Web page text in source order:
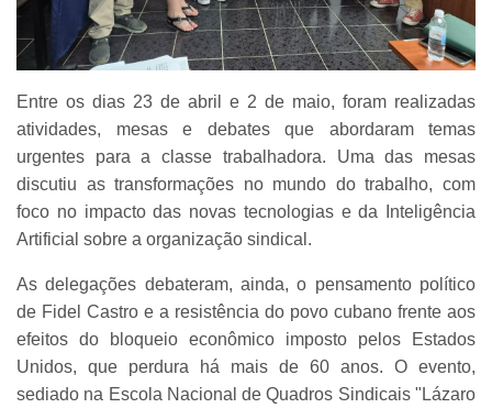
Entre os dias 23 de abril e 2 de maio, foram realizadas
atividades, mesas e debates que abordaram temas
urgentes para a classe trabalhadora. Uma das mesas
discutiu as transformações no mundo do trabalho, com
foco no impacto das novas tecnologias e da Inteligência
Artificial sobre a organização sindical.
As delegações debateram, ainda, o pensamento político
de Fidel Castro e a resistência do povo cubano frente aos
efeitos do bloqueio econômico imposto pelos Estados
Unidos, que perdura há mais de 60 anos. O evento,
sediado na Escola Nacional de Quadros Sindicais "Lázaro